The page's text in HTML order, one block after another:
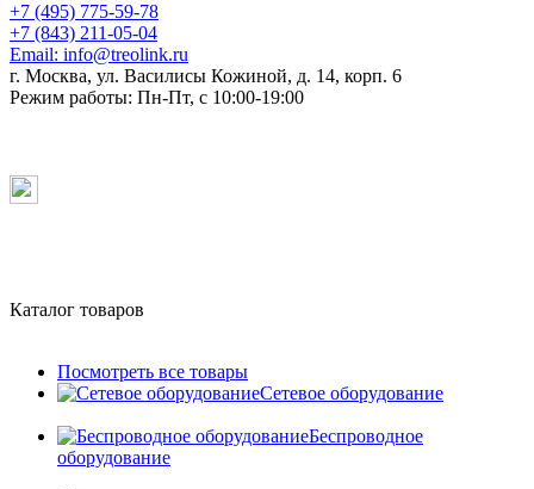
+7 (495) 775-59-78
+7 (843) 211-05-04
Email: info@treolink.ru
г. Москва, ул. Василисы Кожиной, д. 14, корп. 6
Режим работы: Пн-Пт, с 10:00-19:00
Каталог товаров
Посмотреть все товары
Сетевое оборудование
Беспроводное
оборудование